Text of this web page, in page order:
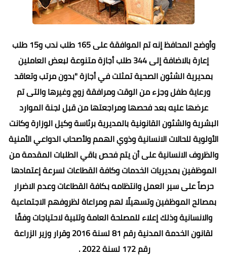
وأوضح المحافظ إنه تم الموافقة على 165 طلب ندب و15 طلب
إعارة بالاضافة إلى 344 طلب أجازة متنوعة لبعض العاملين
بمديرية الشئون الصحية تمثلت في أجازة "بدون مرتب وتعاقد
ورعاية طفل وجزء من الوقت ومرافقة زوج وغيرها والتى تم
عرضها عليه بعد فحصها ومراجعتها من قبل لجنة الموارد
البشرية والشئون القانونية بالمديرية برئاسة وكيل الوزارة وكانت
الأولوية للحالات الانسانية وذوي الهمم ولأصحاب الدواعي الأمنية
والظروف الانسانية على أن يتم فحص باقي الطلبات المقدمة من
الموظفين بمديريات الخدمات وكافة القطاعات لسرعة إعتمادها
حرصاً على سير العمل وانتظامه بكافة القطاعات وعدم الاضرار
بمصالح الموظفين وتسهيلًا لهم ومراعاة لظروفهم الاجتماعية
والانسانية وذلك إعلاء للمصلحة العامة وتلبية لاحتياجات وفقًا
لقانون الخدمة المدنية رقم 81 لسنة 2016 وقرار وزير الزراعة
رقم 172 لسنة 2022 .